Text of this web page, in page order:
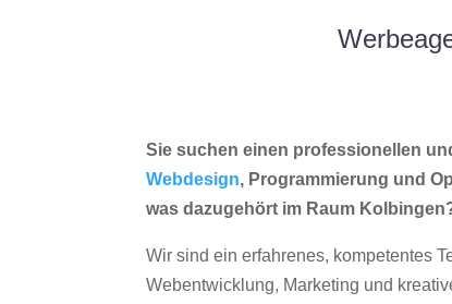
Sie suchen einen professionellen
Webdesign, Programmierung und
was dazugehört im Raum
Wir sind ein erfahrenes, kompetentes
Webentwicklung, Marketing und